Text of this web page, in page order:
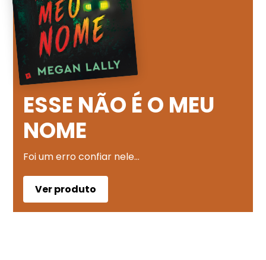
ESSE NÃO É O MEU
NOME
Foi um erro confiar nele…
Ver produto